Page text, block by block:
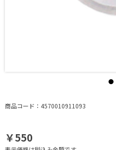
商品コード：4570010911093
￥550